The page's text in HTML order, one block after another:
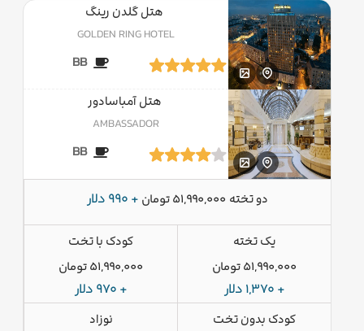
هتل گلدن رینگ
GOLDEN RING HOTEL
BB
هتل آمباسادور
AMBASSADOR
BB
دو تخته 51,990,000 تومان + 990 دلار
یک تخته
51,990,000 تومان
+ 1,370 دلار
کودک با تخت
51,990,000 تومان
+ 970 دلار
کودک بدون تخت نوزاد